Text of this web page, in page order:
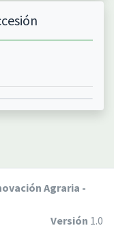
Agraria -
Versión 1.0